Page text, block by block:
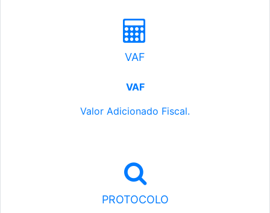
VAF
VAF
Valor Adicionado Fiscal.
PROTOCOLO